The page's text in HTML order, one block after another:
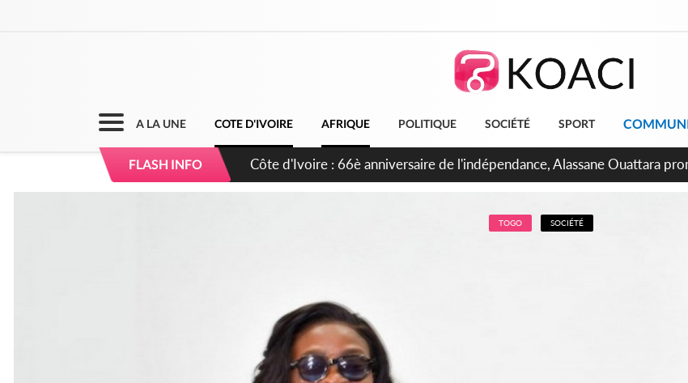
A LA UNE COTE D'IVOIRE AFRIQUE POLITIQUE SOCIÉTÉ SPORT
FLASH INFO
Côte d'Ivoire : À Abidjan, Amadou Oury Bah admire le modèle ivoirien
TOGO SOCIÉTÉ